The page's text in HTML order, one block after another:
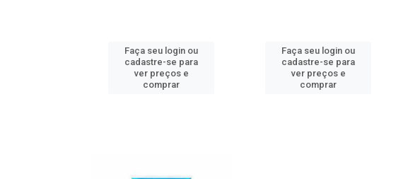
Faça seu login ou
cadastre-se para
ver preços e
comprar
Faça seu login ou
cadastre-se para
ver preços e
comprar